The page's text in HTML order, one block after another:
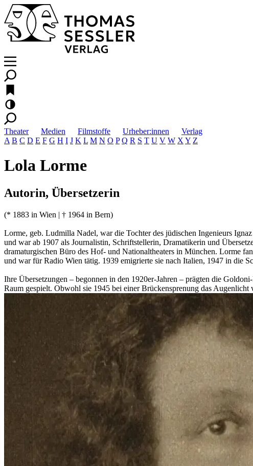
Theater Medien Filmstoffe Urheber:innen
Verlag
A B C D E F G H I J K L M N O P Q R S T U V W X Y Z
Lola Lorme
Autorin, Übersetzerin
(* 1883 in Wien | † 1964 in Bern)
Lorme, geb. Ludmilla Nadel, war die Tochter des jüdischen Ingenieurs
und war ab 1907 als Journalistin, Schriftstellerin, Dramatikerin und
dramaturgischen Büro des Hof- und Nationaltheaters in München. Lorme
und war für Radio Wien tätig. 1939 emigrierte sie nach Italien, 1947 in die
Ihre Übersetzungen – begonnen in den 1920er-Jahren – prägten die
Raum gespielt. Obwohl sie 1945 bei einer Brückensprenung das